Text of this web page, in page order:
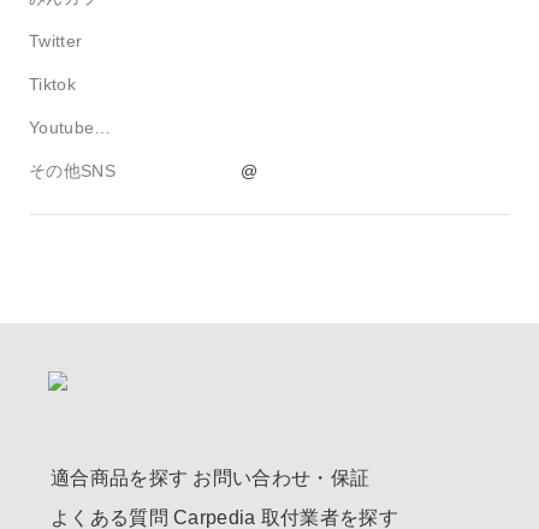
Twitter
Tiktok
その他SNS @
適合商品を探す お問い合わせ・保証
よくある質問 Carpedia 取付業者を探す